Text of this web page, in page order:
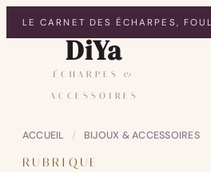
DiYa
ÉCHARPES &
ACCESSOIRES
ACCUEIL / BIJOUX & ACCESSOIRES
RUBRIQUE